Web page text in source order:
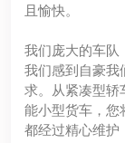
且愉快。
我们庞大的车队
我们感到自豪我
求。从紧凑型轿
能小型货车，您
都经过精心维护